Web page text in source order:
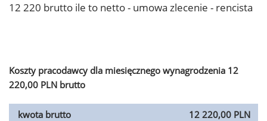
12 220 brutto ile to netto - umowa zlecenie - rencista
Koszty pracodawcy dla miesięcznego wynagrodzenia 12
220,00 PLN brutto
kwota brutto
12 220,00 PLN